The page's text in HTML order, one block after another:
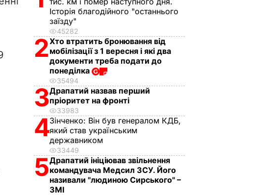
Історія благодійного "останнього
заїзду"
45282
2Хто втратить бронювання від
мобілізації з 1 вересня і які два
документи треба подати до
понеділка
35494
3Драпатий назвав перший
пріоритет на фронті
33983
4Зінченко: Він був генералом КДБ,
який став українським
державником
33449
5Драпатий ініціював звільнення
командувача Медсил ЗСУ. Його
називали "людиною Сирського" –
ЗМІ